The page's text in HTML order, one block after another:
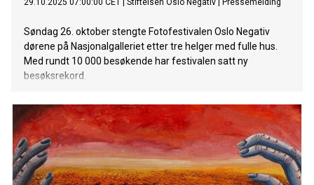
29.10.2025 07:00:00 CET Stiftelsen Oslo Negativ Pressemelding
Søndag 26. oktober stengte Fotofestivalen Oslo Negativ
dørene på Nasjonalgalleriet etter tre helger med fulle hus.
Med rundt 10 000 besøkende har festivalen satt ny
besøksrekord.